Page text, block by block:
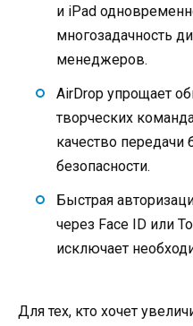
и iPad
многозадачность
менеджеров.
AirDrop упрощает
творческих
качество передачи
безопасности.
Быстрая
через Face ID или
исключает
Для тех, кто хочет